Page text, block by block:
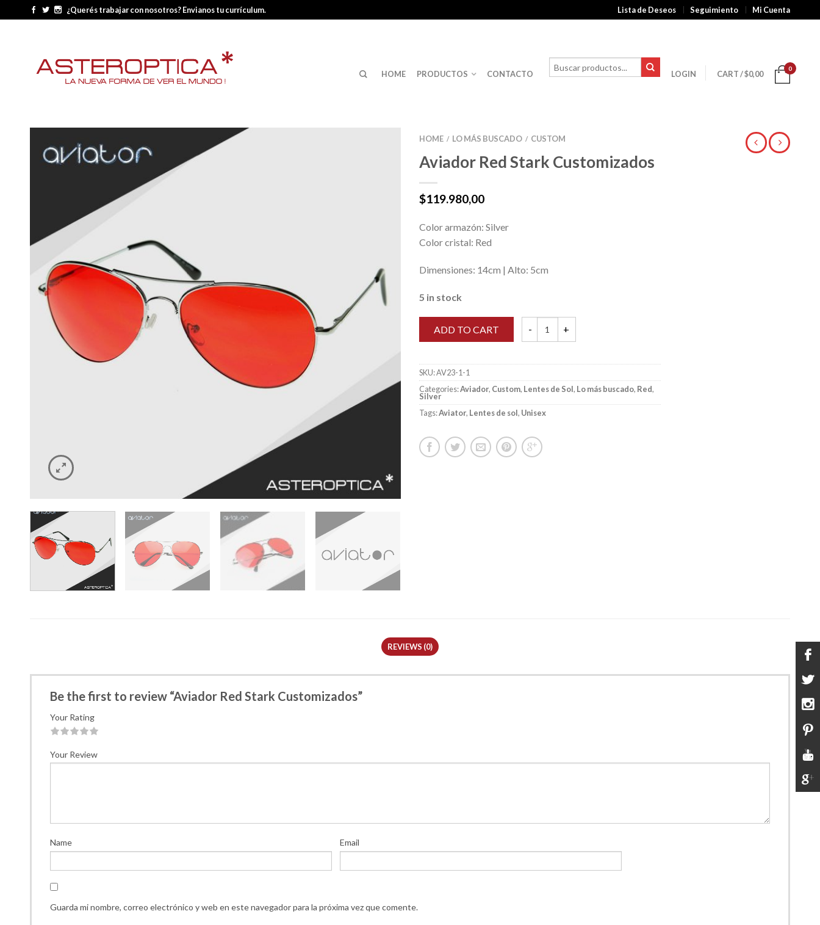
¿Querés trabajar con nosotros? Envianos tu currículum. Lista de Deseos Seguimiento Mi Cuenta
HOME PRODUCTOS CONTACTO LOGIN CART/$0,00
0
HOME / LO MÁS BUSCADO / CUSTOM
Aviador Red Stark Customizados
$119.980,00
Color armazón: Silver
Color cristal: Red
Dimensiones: 14cm | Alto: 5cm
5 in stock
ADD TO CART
SKU:AV23-1-1
Categories:Aviador, Custom, Lentes de Sol, Lo más buscado, Red,
Silver
Tags:Aviator, Lentes de sol, Unisex
REVIEWS (0)
Be the first to review “Aviador Red Stark Customizados”
Your Rating
Your Review
Name Email
Guarda mi nombre, correo electrónico y web en este navegador para la próxima vez que comente.